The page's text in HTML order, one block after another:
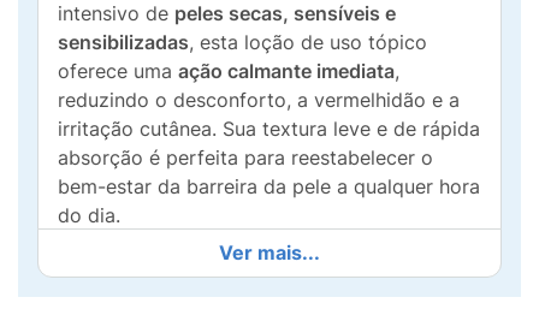
intensivo de peles secas, sensíveis e
sensibilizadas, esta loção de uso tópico
oferece uma ação calmante imediata,
reduzindo o desconforto, a vermelhidão e a
irritação cutânea. Sua textura leve e de rápida
absorção é perfeita para reestabelecer o
bem-estar da barreira da pele a qualquer hora
do dia.
O grande diferencial deProbiom Loção
Calmanteé sua inovadora fórmula que
Ver mais...